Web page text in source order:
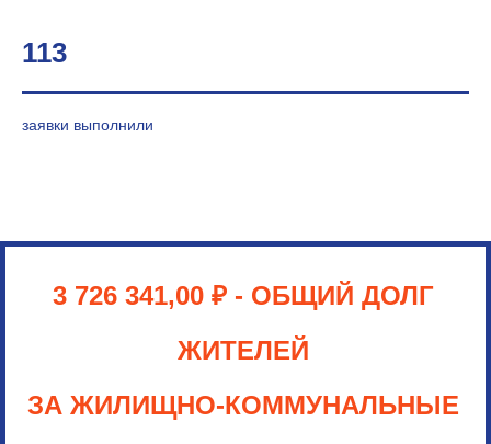
113
заявки выполнили
3 726 341,00 ₽ - ОБЩИЙ ДОЛГ
ЖИТЕЛЕЙ
ЗА ЖИЛИЩНО-КОММУНАЛЬНЫЕ